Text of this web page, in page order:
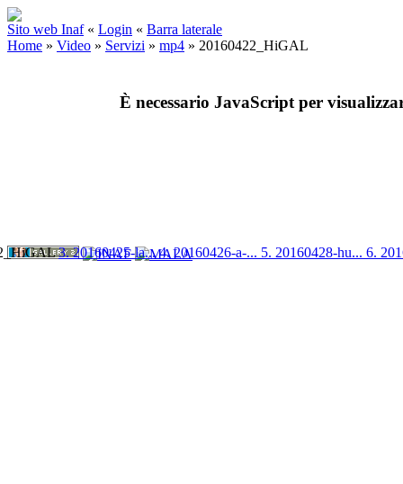
Sito web Inaf « Login « Barra laterale
Home » Video » Servizi » mp4 » 20160422_HiGAL
È necessario JavaScript per
3. 20160425-la...4. 20160426-a-... 5. 20160428-hu... 6.